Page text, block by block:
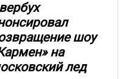
шоу
на
лед